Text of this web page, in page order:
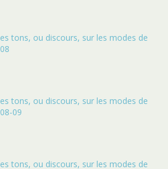
tons, ou discours, sur les modes de
tons, ou discours, sur les modes de
09
tons, ou discours, sur les modes de